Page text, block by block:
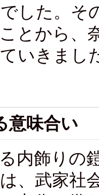
した。そ
ことから
いきまし
意味合い
内飾りの
、武家社